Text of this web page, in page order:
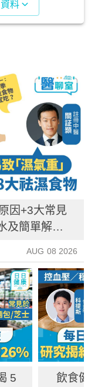
料
因+3大常見
及簡單解決
AUG 08 2026
5
飲食健